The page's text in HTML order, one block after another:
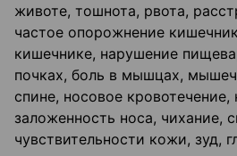
животе, тошнота, рвота,
частое опорожнение
кишечнике, нарушение
почках, боль в мышцах,
спине, носовое кровотечение,
заложенность носа, чихание,
чувствительности кожи, зуд,